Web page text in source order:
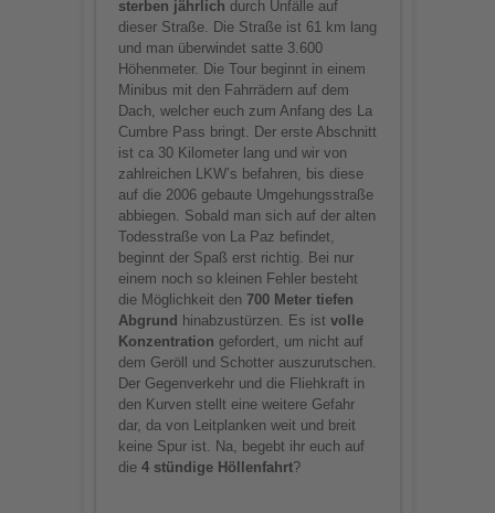
sterben jährlich durch Unfälle auf
dieser Straße. Die Straße ist 61 km lang
und man überwindet satte 3.600
Höhenmeter. Die Tour beginnt in einem
Minibus mit den Fahrrädern auf dem
Dach, welcher euch zum Anfang des La
Cumbre Pass bringt. Der erste Abschnitt
ist ca 30 Kilometer lang und wir von
zahlreichen LKW’s befahren, bis diese
auf die 2006 gebaute Umgehungsstraße
abbiegen. Sobald man sich auf der alten
Todesstraße von La Paz befindet,
beginnt der Spaß erst richtig. Bei nur
einem noch so kleinen Fehler besteht
die Möglichkeit den 700 Meter tiefen
Abgrund hinabzustürzen. Es ist volle
Konzentration gefordert, um nicht auf
dem Geröll und Schotter auszurutschen.
Der Gegenverkehr und die Fliehkraft in
den Kurven stellt eine weitere Gefahr
dar, da von Leitplanken weit und breit
keine Spur ist. Na, begebt ihr euch auf
die 4 stündige Höllenfahrt?